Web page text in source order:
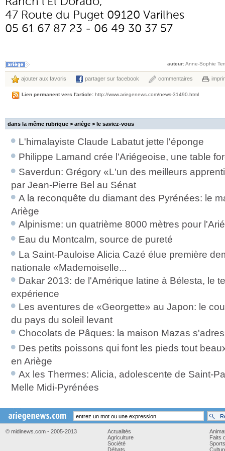
47 Route du Puget 09120 Varilhes
05 61 67 87 23 - 06 49 30 37 57
auteur:Anne-Sophie
ajouter aux favoris partager sur facebook commentaires
Lien permanent vers l'article: http://www.ariegenews.com/news-31490.html
dans la même rubrique > ariège > le saviez-vous
L'himalayiste Claude Labatut jette l'éponge
Philippe Lamand crée l'Ariégeoise, une table
Saverdun: Grégory «L'un des meilleurs
par Jean-Pierre Bel au Sénat
A la reconquête du diamant des Pyrénées: le
Ariège
Alpinisme: un quatrième 8000 mètres pour
Eau du Montcalm, source de pureté
La Saint-Pauloise Alicia Cazé élue première
nationale «Mademoiselle...
Dakar 2013: de l'Amérique latine à Bélesta, le
expérience
Les aventures de «Georgette» au Japon: le
du pays du soleil levant
Chocolats de Pâques: la maison Mazas
Des petits poissons qui font les pieds tout
en Ariège
Ax les Thermes: Alicia, adolescente de Saint-
Melle Midi-Pyrénées
© midinews.com - 2005-2013
Actualités
Agriculture
Société
Débats
Faits
Sports